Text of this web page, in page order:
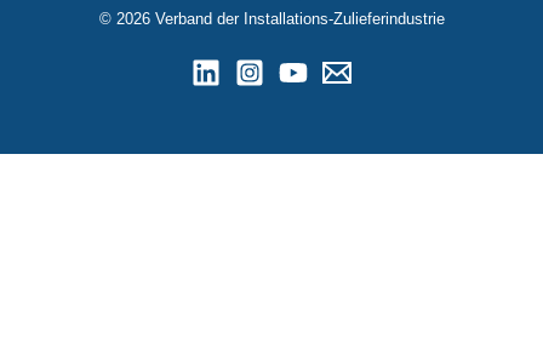
© 2026 Verband der Installations-Zulieferindustrie